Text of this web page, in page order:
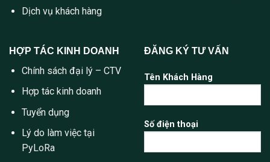
Dịch vụ khách hàng
HỢP TÁC KINH DOANH
Chính sách đại lý – CTV
Hợp tác kinh doanh
Tuyển dụng
Lý do làm việc tại
PyLoRa
ĐĂNG KÝ TƯ VẤN
Tên Khách Hàng
Số điện thoại